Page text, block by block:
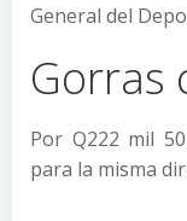
General del
Gorras
Por Q222 mil
para la misma